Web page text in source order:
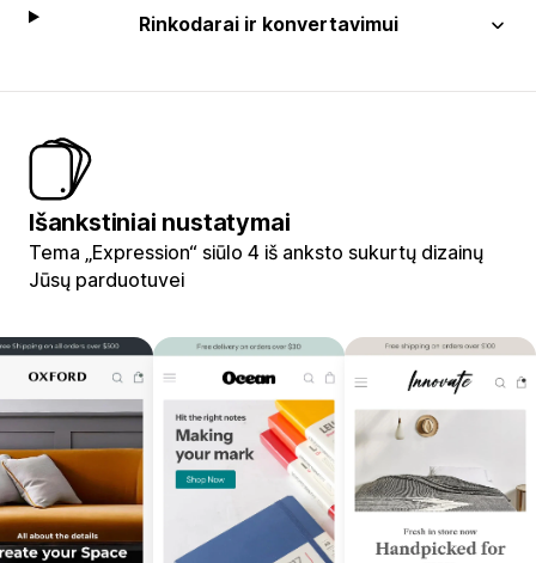
Rinkodarai ir konvertavimui
Išankstiniai nustatymai
Tema „Expression“ siūlo 4 iš anksto sukurtų dizainų
Jūsų parduotuvei